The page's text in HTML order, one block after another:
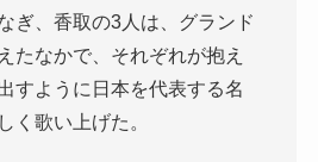
ぎ、香取の3人は、グランド
たなかで、それぞれが抱え
すように日本を代表する名
く歌い上げた。